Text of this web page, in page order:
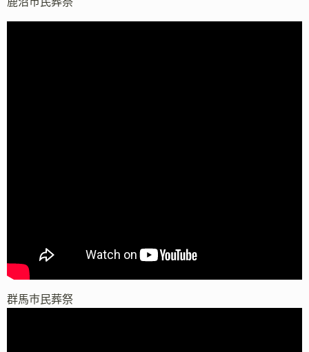
群馬市民葬祭